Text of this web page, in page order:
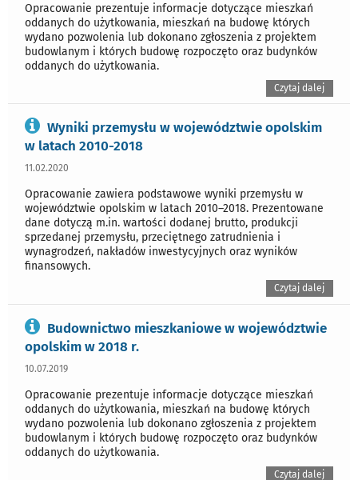
Opracowanie prezentuje informacje dotyczące mieszkań
oddanych do użytkowania, mieszkań na budowę których
wydano pozwolenia lub dokonano zgłoszenia z projektem
budowlanym i których budowę rozpoczęto oraz budynków
oddanych do użytkowania.
Czytaj dalej
Wyniki przemysłu w województwie opolskim
w latach 2010-2018
11.02.2020
Opracowanie zawiera podstawowe wyniki przemysłu w
województwie opolskim w latach 2010–2018. Prezentowane
dane dotyczą m.in. wartości dodanej brutto, produkcji
sprzedanej przemysłu, przeciętnego zatrudnienia i
wynagrodzeń, nakładów inwestycyjnych oraz wyników
finansowych.
Czytaj dalej
Budownictwo mieszkaniowe w województwie
opolskim w 2018 r.
10.07.2019
Opracowanie prezentuje informacje dotyczące mieszkań
oddanych do użytkowania, mieszkań na budowę których
wydano pozwolenia lub dokonano zgłoszenia z projektem
budowlanym i których budowę rozpoczęto oraz budynków
oddanych do użytkowania.
Czytaj dalej